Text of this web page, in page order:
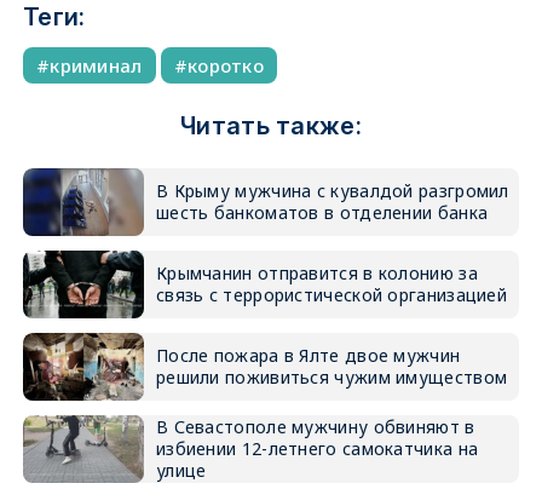
Теги:
криминал коротко
Читать также:
В Крыму мужчина с кувалдой разгромил
шесть банкоматов в отделении банка
Крымчанин отправится в колонию за
связь с террористической организацией
После пожара в Ялте двое мужчин
решили поживиться чужим имуществом
В Севастополе мужчину обвиняют в
избиении 12-летнего самокатчика на
улице